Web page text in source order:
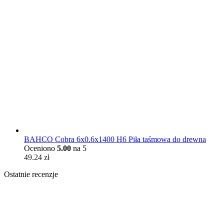
BAHCO Cobra 6x0.6x1400 H6 Piła taśmowa do drewna
Oceniono 5.00 na 5
49.24 zł
Ostatnie recenzje